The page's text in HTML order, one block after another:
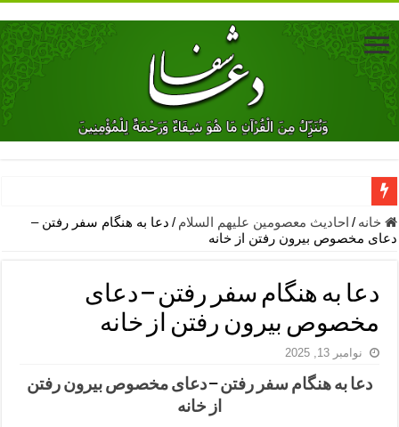
دعای جلب محبت فوری معشوق – دعای جلب محبت شوهر
دعای مشکل گشا برای رفع فقر – ذکرهای روزی‌ بخش
معجزات دعای یا من اظهر الجمیل – دعای یا من اظهر الجمیل برای
مهم ترین اذکار الهی و فضیلت آن ها – ذکر مخصوص مستجاب الدعوه
دعا برای ترس بچه ها در خواب – دعای ترس و بی خوابی کودکان
نماز حاجت برای کار گشایی- دعای رفع مشکلات و طلب حاجت
دعای رفع فقر و طلب رزق و روزی – آیه‌ جلب ثروت و برکت مال
خانه / احادیث معصومین علیهم السلام / دعا به هنگام سفر رفتن –
دعای مخصوص بیرون‌ رفتن از خانه
دعا به هنگام سفر رفتن – دعای
مخصوص بیرون‌ رفتن از خانه
نوامبر 13, 2025
دعا به هنگام سفر رفتن–دعای مخصوص بیرون‌ رفتن
از خانه